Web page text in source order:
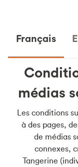
Français
médias
Les conditions
à des pages,
de médias
connexes,
Tangerine